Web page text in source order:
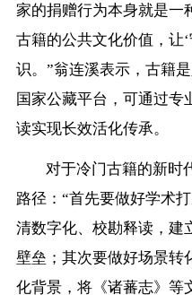
家的捐赠行为本身就是一
古籍的公共文化价值，让
识。”翁连溪表示，古籍
国家公藏平台，可通过专
读实现长效活化传承。
对于冷门古籍的新时
路径：“首先要做好学术
清数字化、校勘释读，建
壁垒；其次要做好场景转
化背景，将《诸蕃志》等